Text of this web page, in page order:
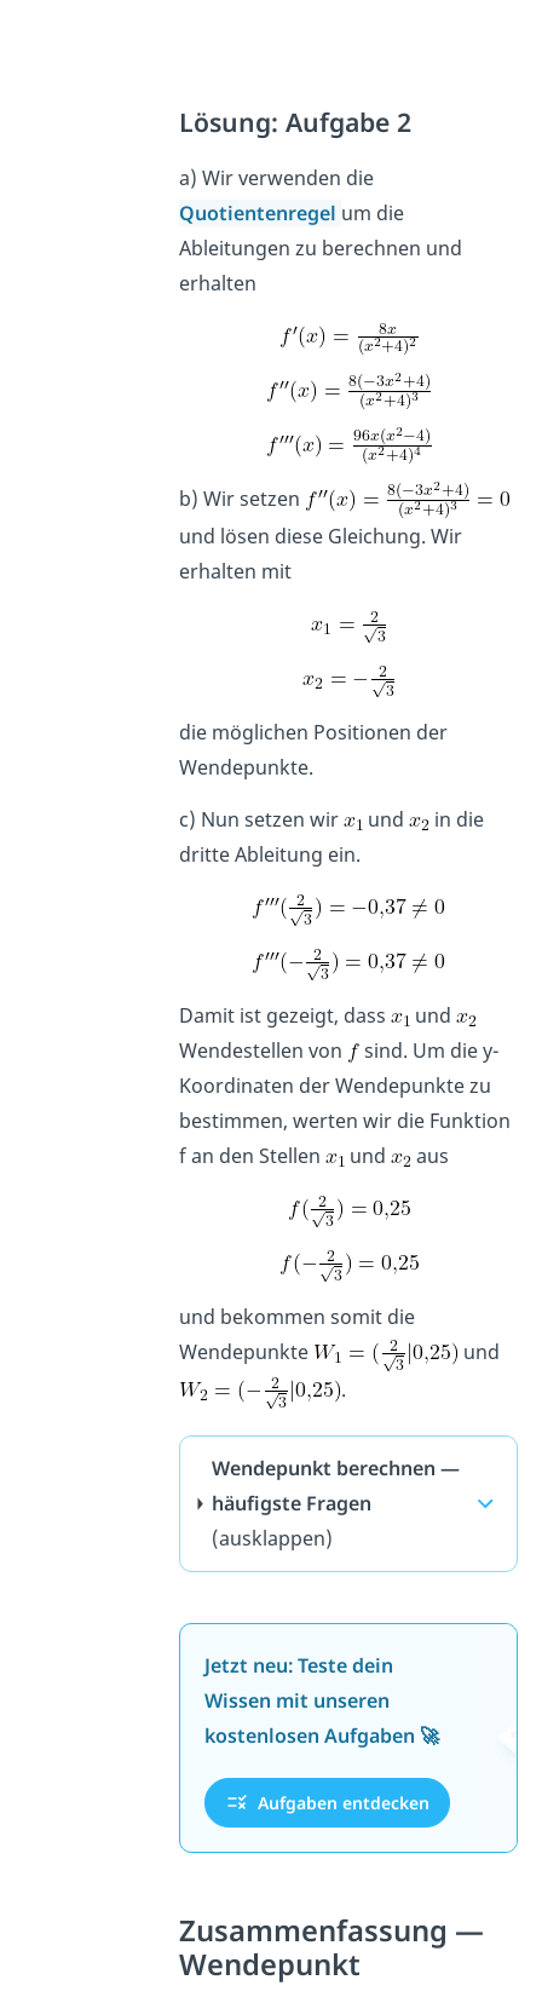
Lösung: Aufgabe 2
a) Wir verwenden die
Quotientenregel um die
Ableitungen zu berechnen und
erhalten
b) Wir setzen
und lösen diese Gleichung. Wir
erhalten mit
die möglichen Positionen der
Wendepunkte.
c) Nun setzen wir
und
in die
dritte Ableitung ein.
Damit ist gezeigt, dass
und
Wendestellen von
sind. Um die y-
Koordinaten der Wendepunkte zu
bestimmen, werten wir die Funktion
f an den Stellen
und aus
und bekommen somit die
Wendepunkte
und
.
Wendepunkt berechnen —
häufigste Fragen
(ausklappen)
Jetzt neu: Teste dein
Wissen mit unseren
kostenlosen Aufgaben 🚀
Aufgaben entdecken
Zusammenfassung —
Wendepunkt